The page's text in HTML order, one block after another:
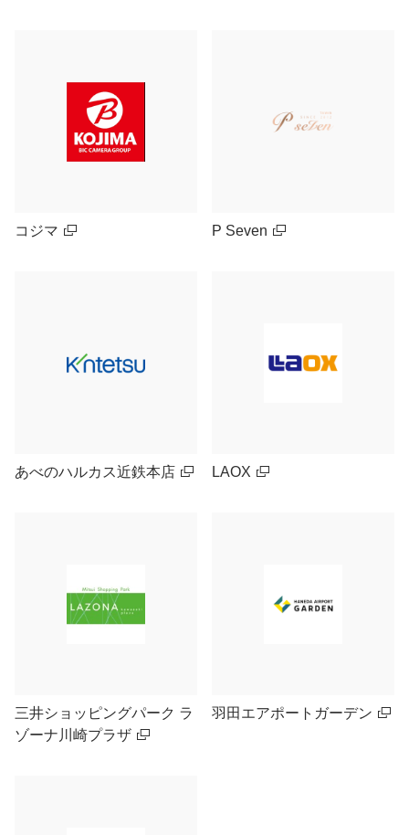
コジマ P Seven
あべのハルカス近鉄本店 LAOX
三井ショッピングパーク ラ
ゾーナ川崎プラザ
羽田エアポートガーデン